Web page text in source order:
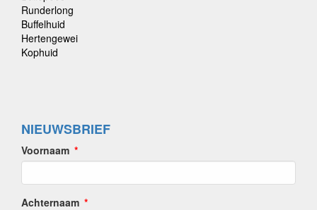
Runderlong
Buffelhuid
Hertengewei
Kophuid
NIEUWSBRIEF
Voornaam
Achternaam